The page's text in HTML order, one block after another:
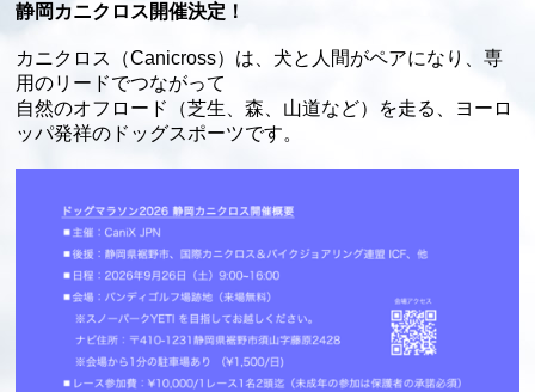
静岡カニクロス開催決定！
カニクロス（Canicross）は、犬と人間がペアになり、専
用のリードでつながって
自然のオフロード（芝生、森、山道など）を走る、ヨーロ
ッパ発祥のドッグスポーツです。